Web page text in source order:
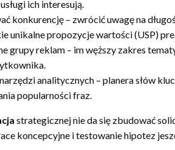
ich interesują.
konkurencję – zwrócić uwagę na
unikalne propozycje wartości (USP)
grupy reklam – im węższy zakres
analitycznych – planera słów
popularności fraz.
strategicznej nie da się zbudować
koncepcyjne i testowanie hipotez